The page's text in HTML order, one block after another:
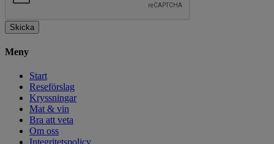
Skicka
Meny
Start
Reseförslag
Kryssningar
Mat & vin
Bra att veta
Om oss